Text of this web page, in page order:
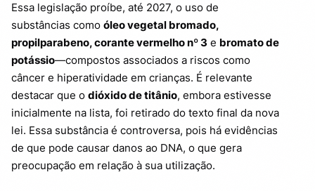
Essa legislação proíbe, até 2027, o uso de
substâncias como óleo vegetal bromado,
propilparabeno, corante vermelho nº 3 e bromato de
potássio—compostos associados a riscos como
câncer e hiperatividade em crianças. É relevante
destacar que o dióxido de titânio, embora estivesse
inicialmente na lista, foi retirado do texto final da nova
lei. Essa substância é controversa, pois há evidências
de que pode causar danos ao DNA, o que gera
preocupação em relação à sua utilização.